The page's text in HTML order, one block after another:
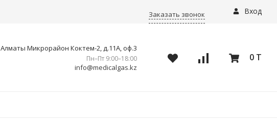
Заказать звонок Вход
Алматы Микрорайон Коктем-2, д.11А, оф.3
Пн–Пт 9:00–18:00
info@medicalgas.kz
0 T